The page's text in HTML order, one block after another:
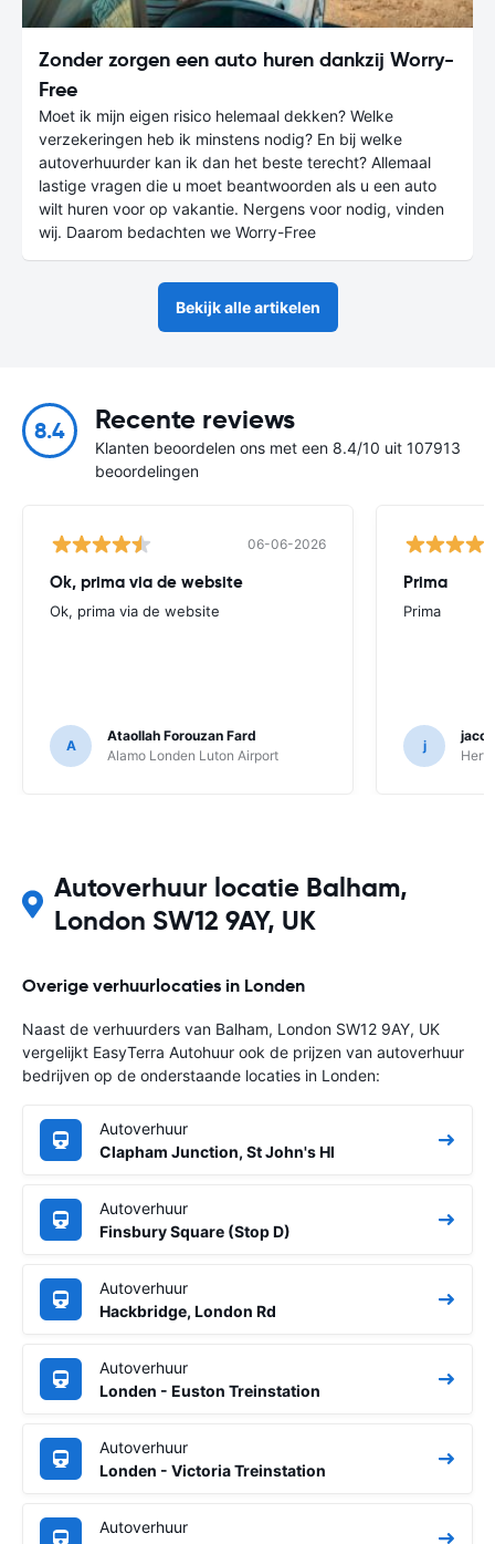
Zonder zorgen een auto huren dankzij Worry-
Free
Moet ik mijn eigen risico helemaal dekken? Welke
verzekeringen heb ik minstens nodig? En bij welke
autoverhuurder kan ik dan het beste terecht? Allemaal
lastige vragen die u moet beantwoorden als u een auto
wilt huren voor op vakantie. Nergens voor nodig, vinden
wij. Daarom bedachten we Worry-Free
Bekijk alle artikelen
8.4 Recente reviews
Klanten beoordelen ons met een 8.4/10 uit 107913
beoordelingen
06-06-2026
Ok, prima via de website
Ok, prima via de website
A
Ataollah Forouzan Fard
Alamo Londen Luton Airport
Prima
Prima
j
Autoverhuur locatie Balham,
London SW12 9AY, UK
Overige verhuurlocaties in Londen
Naast de verhuurders van Balham, London SW12 9AY, UK
vergelijkt EasyTerra Autohuur ook de prijzen van autoverhuur
bedrijven op de onderstaande locaties in Londen:
Autoverhuur
Clapham Junction, St John's Hl
Autoverhuur
Finsbury Square (Stop D)
Autoverhuur
Hackbridge, London Rd
Autoverhuur
Londen - Euston Treinstation
Autoverhuur
Londen - Victoria Treinstation
Autoverhuur